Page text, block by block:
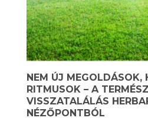
NEM ÚJ MEGOLDÁSOK,
RITMUSOK – A
VISSZATALÁLÁS
NÉZŐPONTBÓL